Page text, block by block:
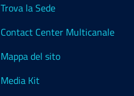
Trova la Sede
Contact Center Multicanale
Mappa del sito
Media Kit